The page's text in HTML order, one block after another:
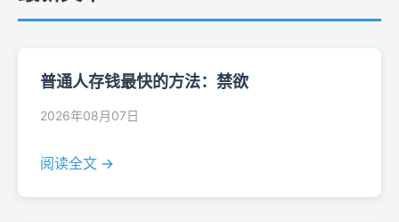
普通人存钱最快的方法：禁欲
2026年08月07日
阅读全文 →